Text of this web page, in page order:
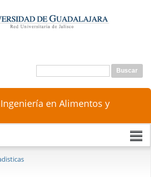
contenido
principal
Formulario de búsqueda
Buscar
en Alimentos y